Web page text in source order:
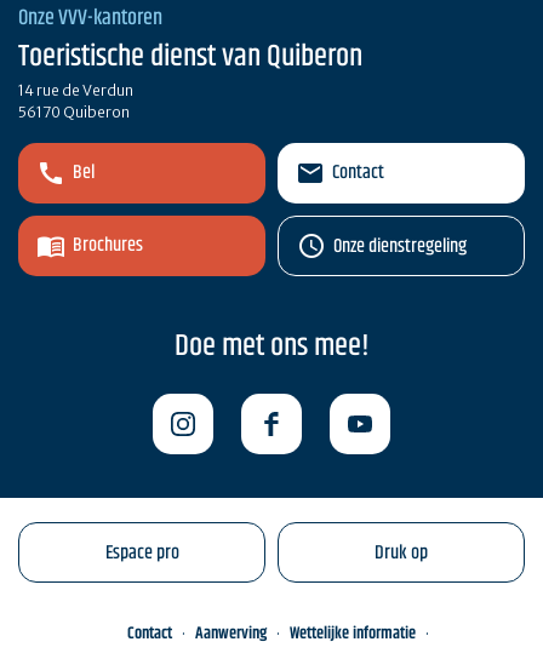
Onze VVV-kantoren
Toeristische dienst van Quiberon
14 rue de Verdun
56170 Quiberon
Bel
Brochures
Contact
Onze dienstregeling
Doe met ons mee!
Espace pro Druk op
Contact Aanwerving Wettelijke informatie